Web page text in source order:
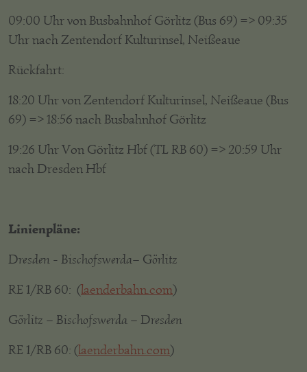
09:00 Uhr von Busbahnhof Görlitz (Bus 69) => 09:35
Uhr nach Zentendorf Kulturinsel, Neißeaue
Rückfahrt:
18:20 Uhr von Zentendorf Kulturinsel, Neißeaue (Bus
69) => 18:56 nach Busbahnhof Görlitz
19:26 Uhr Von Görlitz Hbf (TL RB 60) => 20:59 Uhr
nach Dresden Hbf
Linienpläne:
Dresden - Bischofswerda– Görlitz
RE 1/RB 60: (laenderbahn.com)
Görlitz – Bischofswerda – Dresden
RE 1/RB 60: (laenderbahn.com)